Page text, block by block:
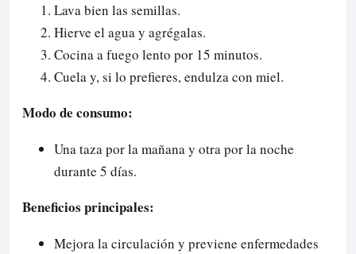
Lava bien las semillas.
Hierve el agua y agrégalas.
Cocina a fuego lento por 15 minutos.
Cuela y, si lo prefieres, endulza con miel.
Modo de consumo:
Una taza por la mañana y otra por la noche
durante 5 días.
Beneficios principales:
Mejora la circulación y previene enfermedades